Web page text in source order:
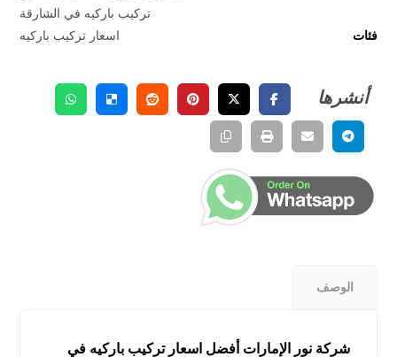
تركيب باركيه في الشارقة
فئات
اسعار تركيب باركيه
الوصف
شركة نور الإمارات أفضل اسعار تركيب باركيه في